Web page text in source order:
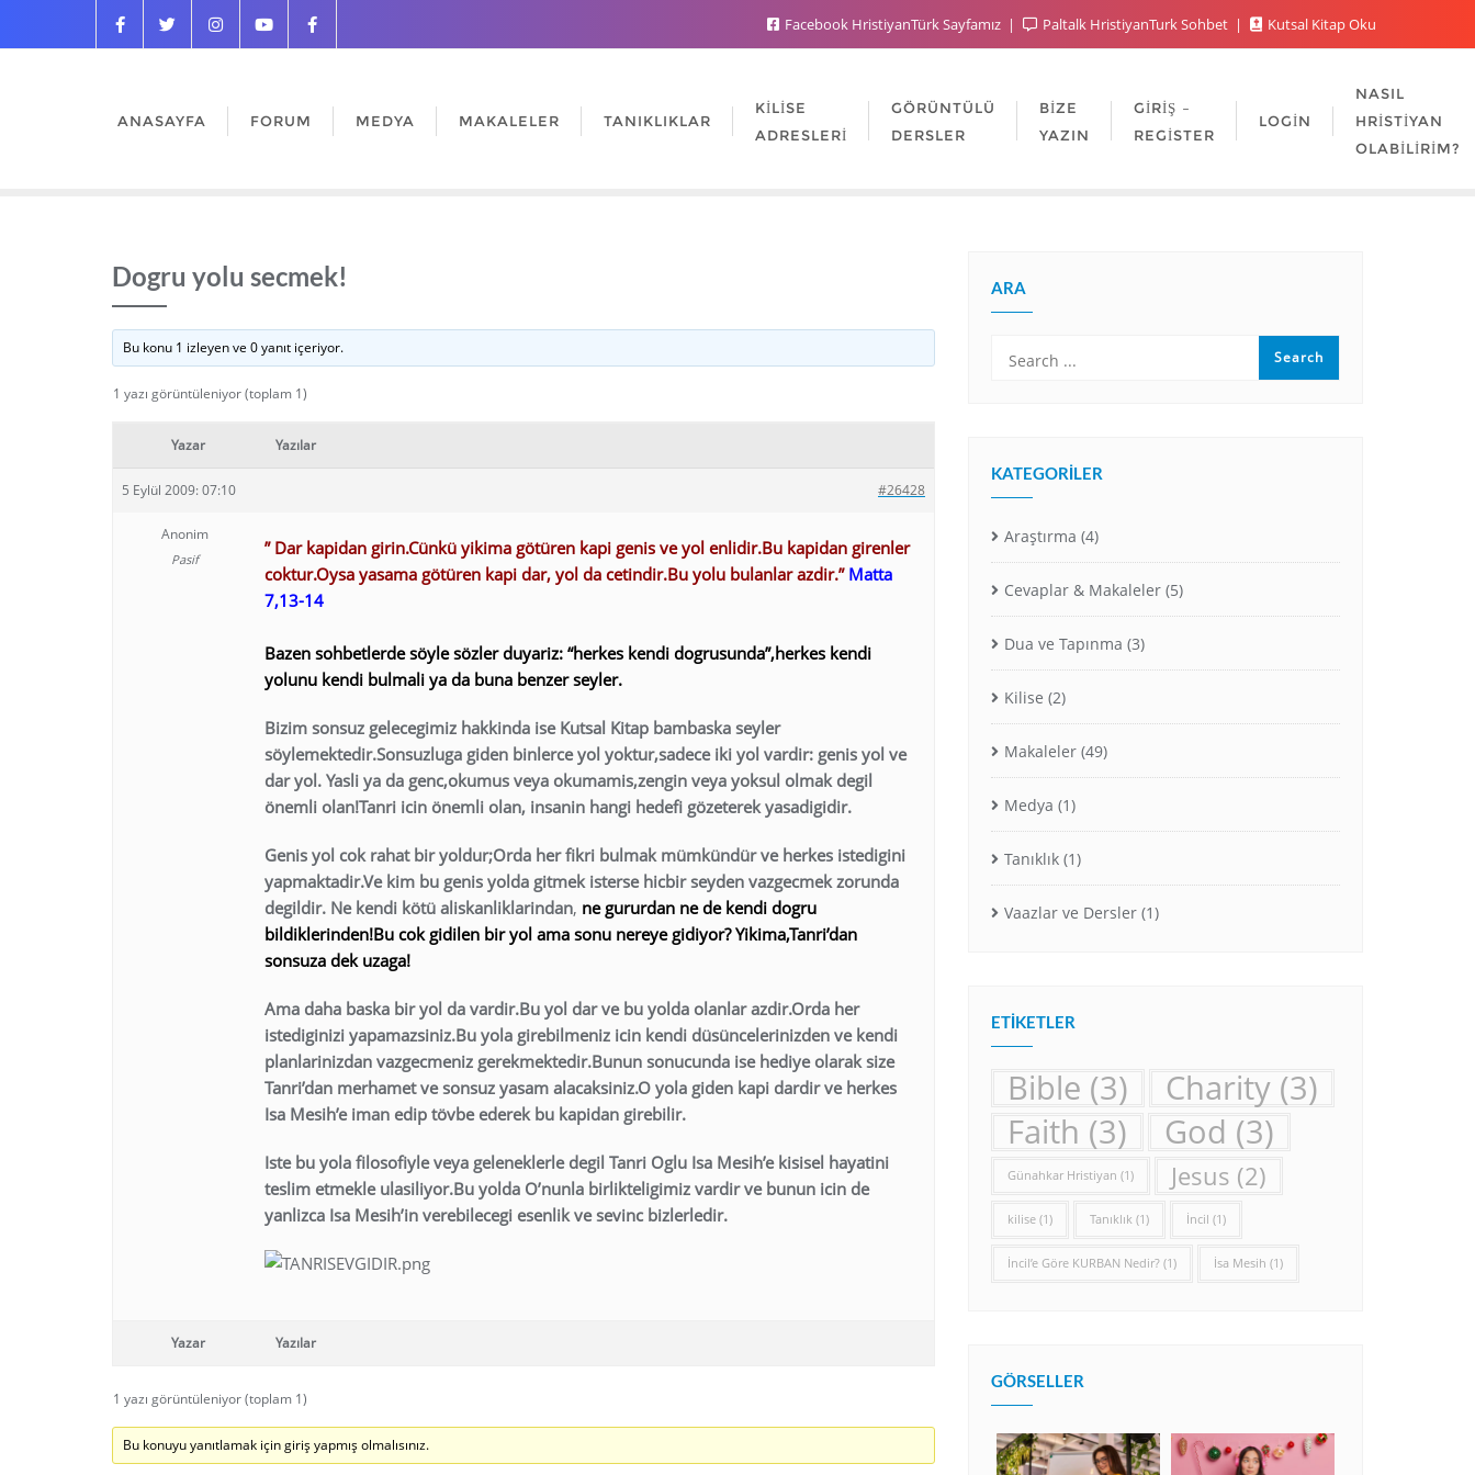
Facebook HristiyanTürk Sayfamız Paltalk HristiyanTurk Sohbet Kutsal Kitap Oku
ANASAYFA FORUM MEDYA MAKALELER TANIKLIKLAR
KILISE
ADRESLERI
GÖRÜNTÜLÜ
DERSLER
BIZE
YAZIN
GIRIŞ –
REGISTER
LOGIN
NASIL
HRISTIYAN
OLABILIRIM?
Dogru yolu secmek!
Bu konu 1 izleyen ve 0 yanıt içeriyor.
1 yazı görüntüleniyor (toplam 1)
Yazar Yazılar
5 Eylül 2009: 07:10 #26428
Anonim
Pasif
” Dar kapidan girin.Cünkü yikima götüren kapi genis ve yol enlidir.Bu kapidan girenler
coktur.Oysa yasama götüren kapi dar, yol da cetindir.Bu yolu bulanlar azdir.” Matta
7,13-14
Bazen sohbetlerde söyle sözler duyariz: “herkes kendi dogrusunda”,herkes kendi
yolunu kendi bulmali ya da buna benzer seyler.
Bizim sonsuz gelecegimiz hakkinda ise Kutsal Kitap bambaska seyler
söylemektedir.Sonsuzluga giden binlerce yol yoktur,sadece iki yol vardir: genis yol ve
dar yol. Yasli ya da genc,okumus veya okumamis,zengin veya yoksul olmak degil
önemli olan!Tanri icin önemli olan, insanin hangi hedefi gözeterek yasadigidir.
Genis yol cok rahat bir yoldur;Orda her fikri bulmak mümkündür ve herkes istedigini
yapmaktadir.Ve kim bu genis yolda gitmek isterse hicbir seyden vazgecmek zorunda
degildir. Ne kendi kötü aliskanliklarindan, ne gururdan ne de kendi dogru
bildiklerinden!Bu cok gidilen bir yol ama sonu nereye gidiyor? Yikima,Tanri’dan
sonsuza dek uzaga!
Ama daha baska bir yol da vardir.Bu yol dar ve bu yolda olanlar azdir.Orda her
istediginizi yapamazsiniz.Bu yola girebilmeniz icin kendi düsüncelerinizden ve kendi
planlarinizdan vazgecmeniz gerekmektedir.Bunun sonucunda ise hediye olarak size
Tanri’dan merhamet ve sonsuz yasam alacaksiniz.O yola giden kapi dardir ve herkes
Isa Mesih’e iman edip tövbe ederek bu kapidan girebilir.
Iste bu yola filosofiyle veya geleneklerle degil Tanri Oglu Isa Mesih’e kisisel hayatini
teslim etmekle ulasiliyor.Bu yolda O’nunla birlikteligimiz vardir ve bunun icin de
yanlizca Isa Mesih’in verebilecegi esenlik ve sevinc bizlerledir.
Yazar Yazılar
1 yazı görüntüleniyor (toplam 1)
Bu konuyu yanıtlamak için giriş yapmış olmalısınız.
ARA
KATEGORILER
Araştırma (4)
Cevaplar & Makaleler (5)
Dua ve Tapınma (3)
Kilise (2)
Makaleler (49)
Medya (1)
Tanıklık (1)
Vaazlar ve Dersler (1)
ETIKETLER
Bible (3) Charity (3)
Faith (3) God (3)
Günahkar Hristiyan (1) Jesus (2)
kilise (1) Tanıklık (1) İncil (1)
İncil’e Göre KURBAN Nedir? (1) İsa Mesih (1)
GÖRSELLER